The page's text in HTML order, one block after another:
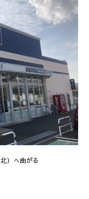
）へ曲がる